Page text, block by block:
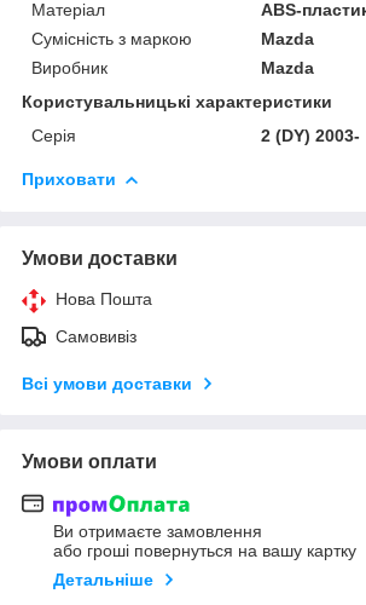
Матеріал
ABS-
Сумісність з маркою
Mazda
Виробник
Mazda
Користувальницькі характеристики
Серія
2 (DY) 2003-
Приховати
Умови доставки
Нова Пошта
Самовивіз
Всі умови доставки
Умови оплати
Ви отримаєте замовлення
або гроші повернуться на вашу картку
Детальніше